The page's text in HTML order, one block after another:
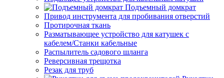
Подъемный домкрат
Привод инструмента для пробивания отверстий
Протирочная ткань
Разматывающее устройство для катушек с
кабелем/Станки кабельные
Распылитель садового шланга
Реверсивная трещотка
Резак для труб